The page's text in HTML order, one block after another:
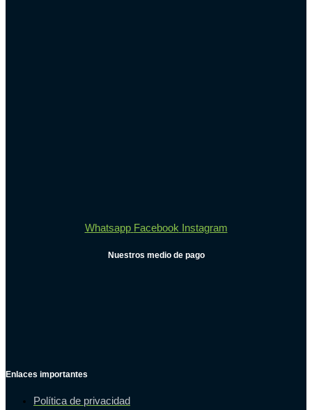
Whatsapp Facebook Instagram
Nuestros medio de pago
Enlaces importantes
Política de privacidad